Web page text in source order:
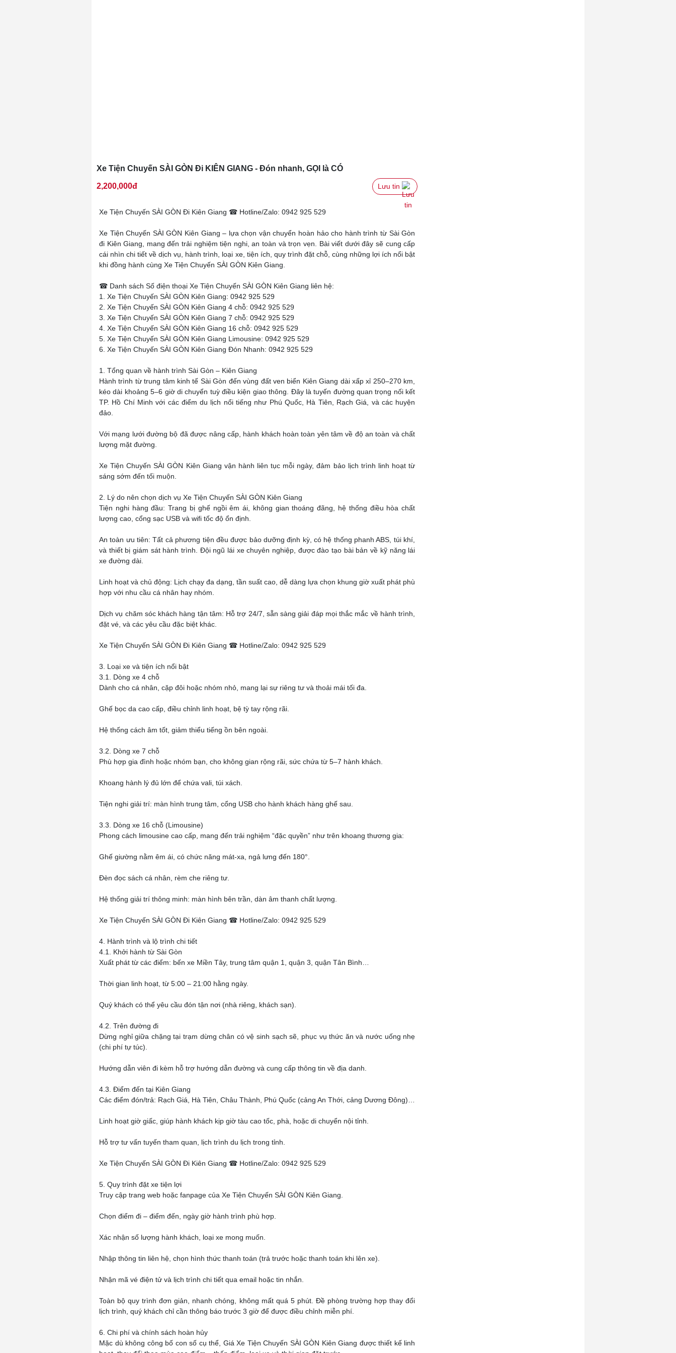
Xe Tiện Chuyến SÀI GÒN Đi KIÊN GIANG - Đón nhanh, GỌI là CÓ
2,200,000đ
Xe Tiện Chuyến SÀI GÒN Đi Kiên Giang ☎ Hotline/Zalo: 0942 925 529
Xe Tiện Chuyến SÀI GÒN Kiên Giang – lựa chọn vận chuyển hoàn hảo cho hành trình từ Sài Gòn
đi Kiên Giang, mang đến trải nghiệm tiện nghi, an toàn và trọn vẹn. Bài viết dưới đây sẽ cung cấp
cái nhìn chi tiết về dịch vụ, hành trình, loại xe, tiện ích, quy trình đặt chỗ, cùng những lợi ích nổi bật
khi đồng hành cùng Xe Tiện Chuyến SÀI GÒN Kiên Giang.
☎ Danh sách Số điện thoại Xe Tiện Chuyến SÀI GÒN Kiên Giang liên hệ:
1. Xe Tiện Chuyến SÀI GÒN Kiên Giang: 0942 925 529
2. Xe Tiện Chuyến SÀI GÒN Kiên Giang 4 chỗ: 0942 925 529
3. Xe Tiện Chuyến SÀI GÒN Kiên Giang 7 chỗ: 0942 925 529
4. Xe Tiện Chuyến SÀI GÒN Kiên Giang 16 chỗ: 0942 925 529
5. Xe Tiện Chuyến SÀI GÒN Kiên Giang Limousine: 0942 925 529
6. Xe Tiện Chuyến SÀI GÒN Kiên Giang Đón Nhanh: 0942 925 529
1. Tổng quan về hành trình Sài Gòn – Kiên Giang
Hành trình từ trung tâm kinh tế Sài Gòn đến vùng đất ven biển Kiên Giang dài xấp xỉ 250–270 km,
kéo dài khoảng 5–6 giờ di chuyển tuỳ điều kiện giao thông. Đây là tuyến đường quan trọng nối kết
TP. Hồ Chí Minh với các điểm du lịch nổi tiếng như Phú Quốc, Hà Tiên, Rạch Giá, và các huyện
đảo.
Với mạng lưới đường bộ đã được nâng cấp, hành khách hoàn toàn yên tâm về độ an toàn và chất
lượng mặt đường.
Xe Tiện Chuyến SÀI GÒN Kiên Giang vận hành liên tục mỗi ngày, đảm bảo lịch trình linh hoạt từ
sáng sớm đến tối muộn.
2. Lý do nên chọn dịch vụ Xe Tiện Chuyến SÀI GÒN Kiên Giang
Tiện nghi hàng đầu: Trang bị ghế ngồi êm ái, không gian thoáng đãng, hệ thống điều hòa chất
lượng cao, cổng sạc USB và wifi tốc độ ổn định.
An toàn ưu tiên: Tất cả phương tiện đều được bảo dưỡng định kỳ, có hệ thống phanh ABS, túi khí,
và thiết bị giám sát hành trình. Đội ngũ lái xe chuyên nghiệp, được đào tạo bài bản về kỹ năng lái
xe đường dài.
Linh hoạt và chủ động: Lịch chạy đa dạng, tần suất cao, dễ dàng lựa chọn khung giờ xuất phát phù
hợp với nhu cầu cá nhân hay nhóm.
Dịch vụ chăm sóc khách hàng tận tâm: Hỗ trợ 24/7, sẵn sàng giải đáp mọi thắc mắc về hành trình,
đặt vé, và các yêu cầu đặc biệt khác.
Xe Tiện Chuyến SÀI GÒN Đi Kiên Giang ☎ Hotline/Zalo: 0942 925 529
3. Loại xe và tiện ích nổi bật
3.1. Dòng xe 4 chỗ
Dành cho cá nhân, cặp đôi hoặc nhóm nhỏ, mang lại sự riêng tư và thoải mái tối đa.
Ghế bọc da cao cấp, điều chỉnh linh hoạt, bệ tỳ tay rộng rãi.
Hệ thống cách âm tốt, giảm thiểu tiếng ồn bên ngoài.
3.2. Dòng xe 7 chỗ
Phù hợp gia đình hoặc nhóm bạn, cho không gian rộng rãi, sức chứa từ 5–7 hành khách.
Khoang hành lý đủ lớn để chứa vali, túi xách.
Tiện nghi giải trí: màn hình trung tâm, cổng USB cho hành khách hàng ghế sau.
3.3. Dòng xe 16 chỗ (Limousine)
Phong cách limousine cao cấp, mang đến trải nghiệm “đặc quyền” như trên khoang thương gia:
Ghế giường nằm êm ái, có chức năng mát-xa, ngả lưng đến 180°.
Đèn đọc sách cá nhân, rèm che riêng tư.
Hệ thống giải trí thông minh: màn hình bên trần, dàn âm thanh chất lượng.
Xe Tiện Chuyến SÀI GÒN Đi Kiên Giang ☎ Hotline/Zalo: 0942 925 529
4. Hành trình và lộ trình chi tiết
4.1. Khởi hành từ Sài Gòn
Xuất phát từ các điểm: bến xe Miền Tây, trung tâm quận 1, quận 3, quận Tân Bình…
Thời gian linh hoạt, từ 5:00 – 21:00 hằng ngày.
Quý khách có thể yêu cầu đón tận nơi (nhà riêng, khách sạn).
4.2. Trên đường đi
Dừng nghỉ giữa chặng tại trạm dừng chân có vệ sinh sạch sẽ, phục vụ thức ăn và nước uống nhẹ
(chi phí tự túc).
Hướng dẫn viên đi kèm hỗ trợ hướng dẫn đường và cung cấp thông tin về địa danh.
4.3. Điểm đến tại Kiên Giang
Các điểm đón/trả: Rạch Giá, Hà Tiên, Châu Thành, Phú Quốc (cảng An Thới, cảng Dương Đông)…
Linh hoạt giờ giấc, giúp hành khách kịp giờ tàu cao tốc, phà, hoặc di chuyển nội tỉnh.
Hỗ trợ tư vấn tuyến tham quan, lịch trình du lịch trong tỉnh.
Xe Tiện Chuyến SÀI GÒN Đi Kiên Giang ☎ Hotline/Zalo: 0942 925 529
5. Quy trình đặt xe tiện lợi
Truy cập trang web hoặc fanpage của Xe Tiện Chuyến SÀI GÒN Kiên Giang.
Chọn điểm đi – điểm đến, ngày giờ hành trình phù hợp.
Xác nhận số lượng hành khách, loại xe mong muốn.
Nhập thông tin liên hệ, chọn hình thức thanh toán (trả trước hoặc thanh toán khi lên xe).
Nhận mã vé điện tử và lịch trình chi tiết qua email hoặc tin nhắn.
Toàn bộ quy trình đơn giản, nhanh chóng, không mất quá 5 phút. Đề phòng trường hợp thay đổi
lịch trình, quý khách chỉ cần thông báo trước 3 giờ để được điều chỉnh miễn phí.
6. Chi phí và chính sách hoàn hủy
Mặc dù không công bố con số cụ thể, Giá Xe Tiện Chuyến SÀI GÒN Kiên Giang được thiết kế linh